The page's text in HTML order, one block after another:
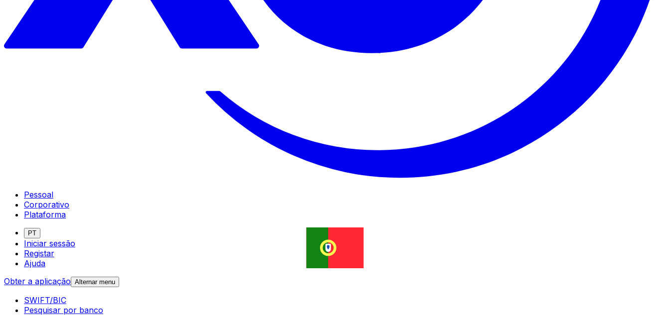
Pessoal
Corporativo
Plataforma
PT
Iniciar sessão
Registar
Ajuda
Obter a aplicação Alternar menu
SWIFT/BIC
Pesquisar por banco